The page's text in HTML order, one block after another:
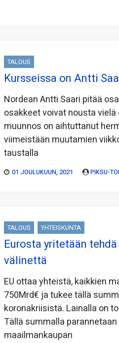
TALOUS
Kursseissa on Antti
Nordean Antti Saari pitää
osakkeet voivat nousta
muunnos on aihtuttanut
viimeistään muutamien
taustalla
01 JOULUKUUN, 2021 PIKSU-
TALOUS YHTEISKUNTA
Eurosta yritetään
välinettä
EU ottaa yhteistä, kaikkien
750Mrd€ ja tukee tällä
koronakriisistä. Lainalla on
Tällä summalla
maailmankaupan